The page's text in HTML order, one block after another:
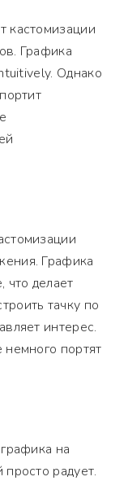
кастомизации
Графика
Однако
Графика
что делает
тачку по
интерес.
портят
на
радует.